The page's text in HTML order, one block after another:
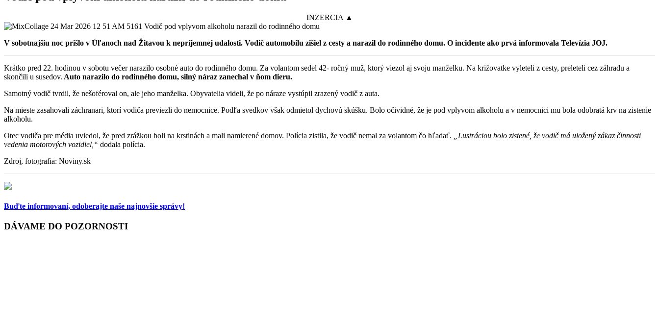
INZERCIA ▲
V sobotnajšiu noc prišlo v Úľanoch nad Žitavou k nepríjemnej udalosti. Vodič automobilu zišiel z cesty a narazil do rodinného domu. O incidente ako prvá informovala Televízia JOJ.
Krátko pred 22. hodinou v sobotu večer narazilo osobné auto do rodinného domu. Za volantom sedel 42- ročný muž, ktorý viezol aj svoju manželku. Na križovatke vyleteli z cesty, preleteli cez záhradu a
skončili u susedov. Auto narazilo do rodinného domu, silný náraz zanechal v ňom dieru.
Samotný vodič tvrdil, že nešoféroval on, ale jeho manželka. Obyvatelia videli, že po náraze vystúpil zrazený vodič z auta.
Na mieste zasahovali záchranari, ktorí vodiča previezli do nemocnice. Podľa svedkov však odmietol dychovú skúšku. Bolo očividné, že je pod vplyvom alkoholu a v nemocnici mu bola odobratá krv na zistenie
alkoholu.
Otec vodiča pre média uviedol, že pred zrážkou boli na krstinách a mali namierené domov. Polícia zistila, že vodič nemal za volantom čo hľadať.
„Lustráciou bolo zistené, že vodič má uložený zákaz činnosti
vedenia motorových vozidiel,“ dodala polícia.
Zdroj, fotografia: Noviny.sk
Buďte informovaní, odoberajte naše najnovšie správy!
DÁVAME DO POZORNOSTI